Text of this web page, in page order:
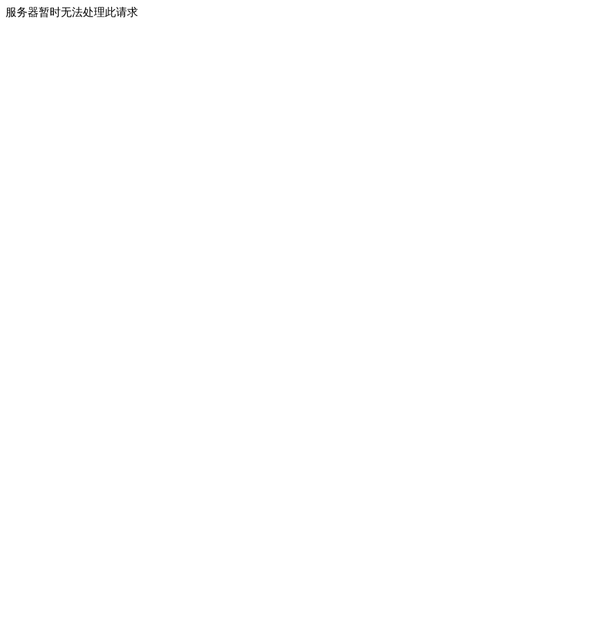
服务器暂时无法处理此请求